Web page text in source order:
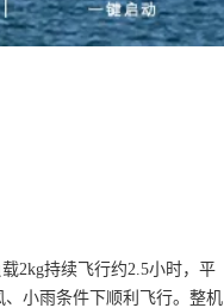
2kg持续飞行约2.5小时，平
、小雨条件下顺利飞行。整机